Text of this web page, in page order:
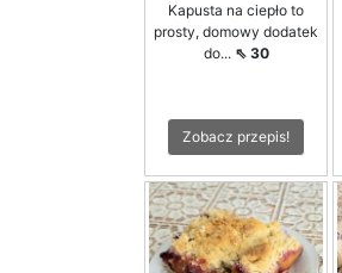
Kapusta na ciepło to
prosty, domowy dodatek
do... ⇖ 30
Zobacz przepis!